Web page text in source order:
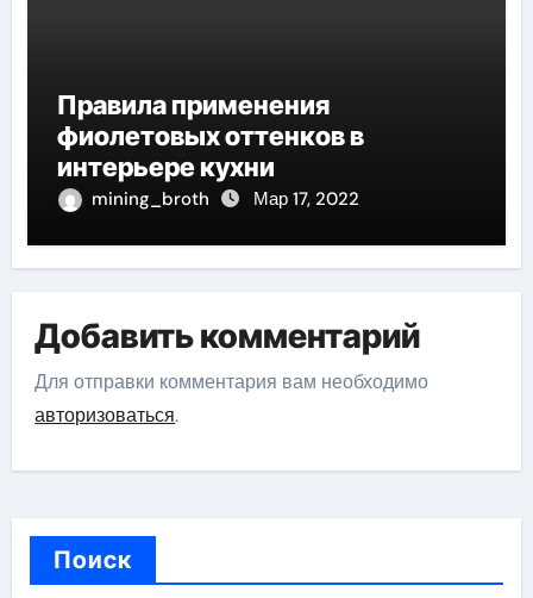
Правила применения
фиолетовых оттенков в
интерьере кухни
mining_broth Мар 17, 2022
Добавить комментарий
Для отправки комментария вам необходимо
авторизоваться.
Поиск